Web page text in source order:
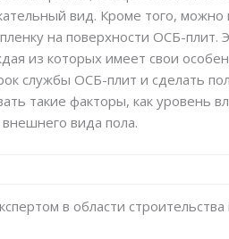
вид. Кроме того,
на поверхности ОСБ-плит.
из которых имеет свои
службы ОСБ-плит и сделать
такие факторы, как уровень
вида пола.
в области